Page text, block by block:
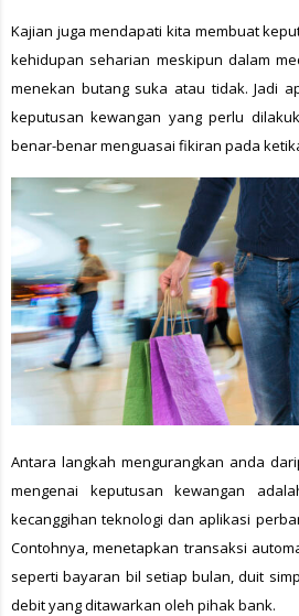
Kajian juga mendapati kita membuat
kehidupan seharian meskipun dalam
menekan butang suka atau tidak. Jadi
keputusan kewangan yang perlu
benar-benar menguasai fikiran pada
Antara langkah mengurangkan anda
mengenai keputusan kewangan
kecanggihan teknologi dan aplikasi
Contohnya, menetapkan transaksi
seperti bayaran bil setiap bulan, duit
debit yang ditawarkan oleh pihak bank.